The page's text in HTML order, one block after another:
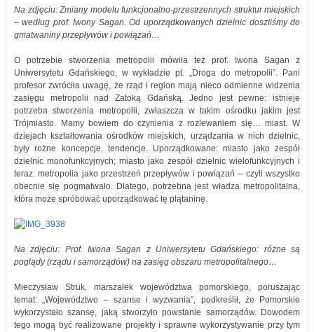
Na zdjęciu: Zmiany modelu funkcjonalno-przestrzennych struktur miejskich
– według prof. Iwony Sagan. Od uporządkowanych dzielnic doszliśmy do
gmatwaniny przepływów i powiązań…
O potrzebie stworzenia metropolii mówiła też prof. Iwona Sagan z
Uniwersytetu Gdańskiego, w wykładzie pt. „Droga do metropolii”. Pani
profesor zwróciła uwagę, że rząd i region mają nieco odmienne widzenia
zasięgu metropolii nad Zatoką Gdańską. Jedno jest pewne: istnieje
potrzeba stworzenia metropolii, zwłaszcza w takim ośrodku jakim jest
Trójmiasto. Mamy bowiem do czynienia z rozlewaniem się… miast. W
dziejach kształtowania ośrodków miejskich, urządzania w nich dzielnic,
były rożne koncepcje, tendencje. Uporządkowane: miasto jako zespół
dzielnic monofunkcyjnych; miasto jako zespół dzielnic wielofunkcyjnych i
teraz: metropolia jako przestrzeń przepływów i powiązań – czyli wszystko
obecnie się pogmatwało. Dlatego, potrzebna jest władza metropolitalna,
która może spróbować uporządkować tę plątaninę.
Na zdjęciu: Prof. Iwona Sagan z Uniwersytetu Gdańskiego: różne są
poglądy (rządu i samorządów) na zasięg obszaru metropolitalnego…
Mieczysław Struk, marszałek województwa pomorskiego, poruszając
temat: „Województwo – szanse i wyzwania”, podkreślił, że Pomorskie
wykorzystało szansę, jaką stworzyło powstanie samorządów. Dowodem
tego mogą być realizowane projekty i sprawne wykorzystywanie przy tym